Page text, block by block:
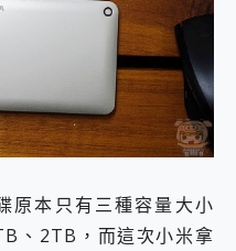
本只有三種容量大小
、2TB，而這次小米拿